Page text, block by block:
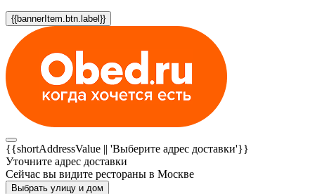
{{bannerItem.btn.label}}
{{shortAddressValue || 'Выберите адрес доставки'}}
Уточните адрес доставки
Сейчас вы видите рестораны в Москве
Выбрать улицу и дом